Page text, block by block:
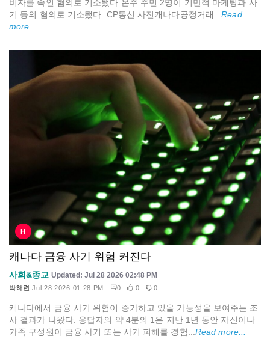
비자를 속인 혐의로 기소됐다.온주 주민 2명이 기만적 마케팅과 사
기 등의 혐의로 기소됐다. CP통신 사진캐나다공정거래...Read
more...
H
캐나다 금융 사기 위험 커진다
사회&종교 Updated: Jul 28 2026 02:48 PM
박해련 Jul 28 2026 01:28 PM 0 0 0
캐나다에서 금융 사기 위험이 증가하고 있을 가능성을 보여주는 조
사 결과가 나왔다. 응답자의 약 4분의 1은 지난 1년 동안 자신이나
가족 구성원이 금융 사기 또는 사기 피해를 경험... Read more...